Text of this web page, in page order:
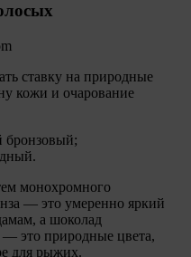
ставку на природные
кожи и очарование
бронзовый;
монохромного
— это умеренно яркий
а шоколад
это природные цвета,
для рыжих.